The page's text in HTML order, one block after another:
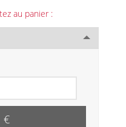
au panier :
€